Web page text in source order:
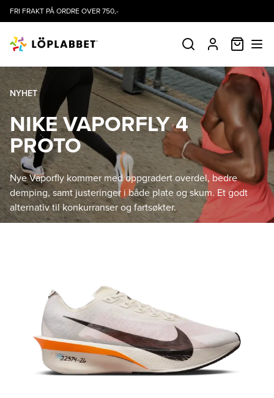
FRI FRAKT PÅ ORDRE OVER 750,-
SØK PROFIL
NYHET
NIKE VAPORFLY 4
PROTO
Nye Vaporfly kommer med oppgradert overdel, bedre
demping, samt justeringer i både plate og skum. Et godt
alternativ til konkurranser og fartsøkter.